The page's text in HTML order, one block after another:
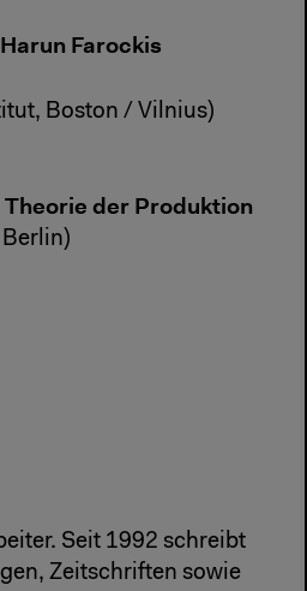
Farockis
Boston / Vilnius)
der Produktion
Seit 1992 schreibt
Zeitschriften sowie